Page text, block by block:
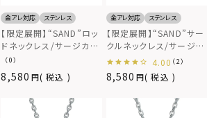
金アレ対応 ステンレス
【限定展開】“SAND”ロッ
ドネックレス/サージカル
ステンレス316L（金属ア
レルギー対応）
（0）
8,580 税込
金アレ対応 ステンレス
【限定展開】“SAND”サー
クルネックレス/サージカ
ルステンレス316L（金属
アレルギー対応）
4.00 （2）
8,580 税込